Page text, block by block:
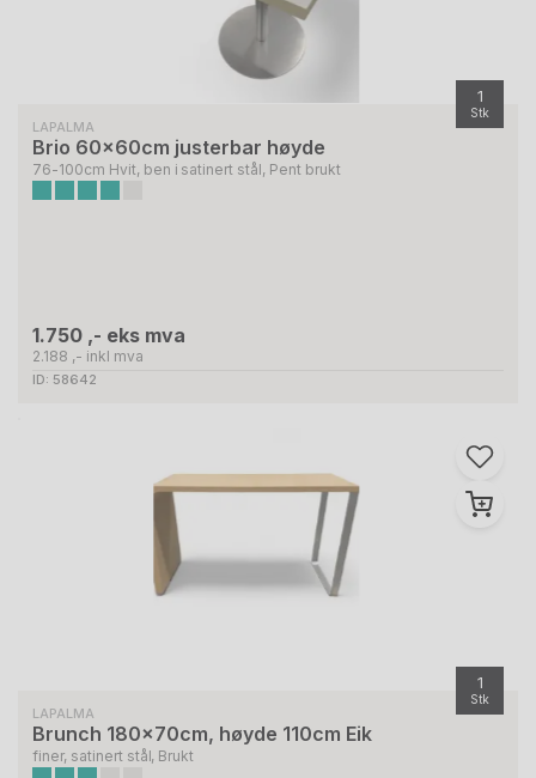
1
Stk
LAPALMA
Brio 60x60cm justerbar høyde
76-100cm Hvit, ben i satinert stål, Pent brukt
1.750 ,- eks mva
2.188 ,- inkl mva
ID: 58642
1
Stk
LAPALMA
Brunch 180x70cm, høyde 110cm Eik
finer, satinert stål, Brukt